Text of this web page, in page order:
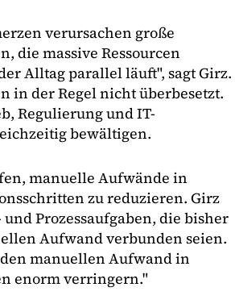
verursachen große
die massive Ressourcen
Alltag parallel läuft", sagt Girz.
in der Regel nicht überbesetzt.
Regulierung und IT-
bewältigen.
manuelle Aufwände in
zu reduzieren. Girz
Prozessaufgaben, die bisher
Aufwand verbunden seien.
manuellen Aufwand in
enorm verringern."